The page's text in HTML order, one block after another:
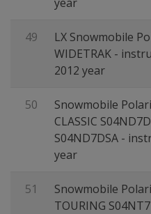
49
LX Snowmobile
WIDETRAK -
2012 year
50
Snowmobile
CLASSIC
S04ND7DSA -
year
51
Snowmobile
TOURING